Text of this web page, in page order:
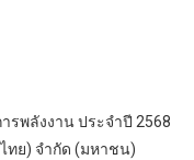
รพลังงาน ประจำปี 2568
ทย) จำกัด (มหาชน)